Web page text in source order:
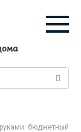
бюджетный